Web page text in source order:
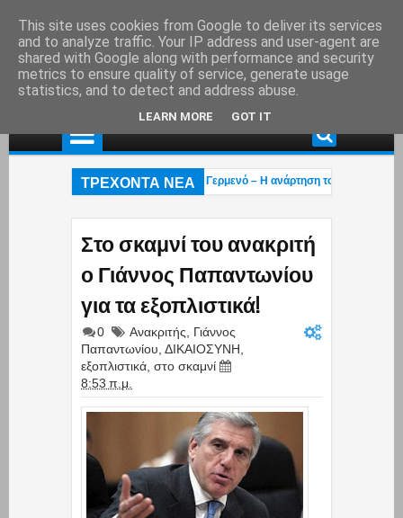
ΤΡΕΧΟΝΤΑ ΝΕΑ
το εξοχικό του ηθοποιού στο Πόρτο Γερμενό – Η ανάρτηση του γιου του
Στο σκαμνί του ανακριτή
ο Γιάννος Παπαντωνίου
για τα εξοπλιστικά!
0 Ανακριτής
Γιάννος
Παπαντωνίου ΔΙΚΑΙΟΣΥΝΗ
εξοπλιστικά στο σκαμνί
8:53 π.μ.
This site uses cookies from Google to deliver its services
and to analyze traffic. Your IP address and user-agent are
shared with Google along with performance and security
metrics to ensure quality of service, generate usage
statistics, and to detect and address abuse.
LEARN MORE GOT IT